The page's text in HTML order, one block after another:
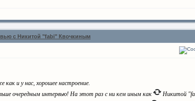
с Никитой "fabi" Квочкиным
как и у нас, хорошее настроение.
очередным интервью! На этот раз с ни кем иным как
Никитой